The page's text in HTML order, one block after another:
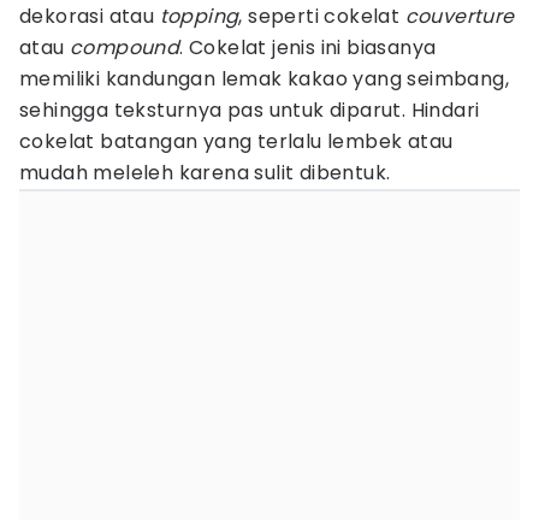
dekorasi atau topping, seperti cokelat couverture
atau compound. Cokelat jenis ini biasanya
memiliki kandungan lemak kakao yang seimbang,
sehingga teksturnya pas untuk diparut. Hindari
cokelat batangan yang terlalu lembek atau
mudah meleleh karena sulit dibentuk.